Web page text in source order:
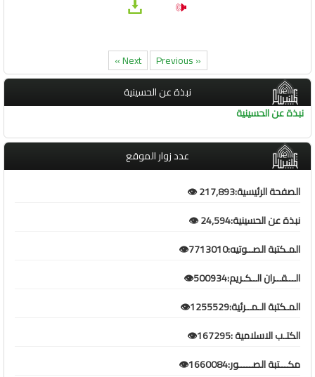
« Previous
Next »
نبذة عن الحسينية
نبذة عن الحسينية
عدد زوار الموقع
الصفحة الرئيسية:217,893 👁️
نبذة عن الحسينية:24,594 👁️
المـكتبة الصــوتيه:7713010👁️
الـــقــران الــكـريم:500934👁️
المـكتبة الـمــرئية:1255529👁️
الكتـب الاسلامية :167295👁️
مكـــتبة الصـــــور:1660084👁️